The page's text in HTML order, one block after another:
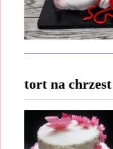
tort na chrzest